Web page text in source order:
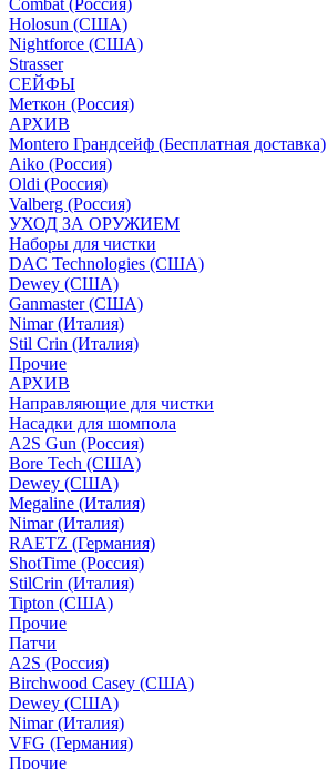
Combat (Россия)
Holosun (США)
Nightforce (США)
Strasser
СЕЙФЫ
Меткон (Россия)
АРХИВ
Montero Грандсейф (Бесплатная доставка)
Aiko (Россия)
Oldi (Россия)
Valberg (Россия)
УХОД ЗА ОРУЖИЕМ
Наборы для чистки
DAC Technologies (США)
Dewey (США)
Ganmaster (США)
Nimar (Италия)
Stil Crin (Италия)
Прочие
АРХИВ
Направляющие для чистки
Насадки для шомпола
A2S Gun (Россия)
Bore Tech (США)
Dewey (США)
Megaline (Италия)
Nimar (Италия)
RAETZ (Германия)
ShotTime (Россия)
StilCrin (Италия)
Tipton (США)
Прочие
Патчи
A2S (Россия)
Birchwood Casey (США)
Dewey (США)
Nimar (Италия)
VFG (Германия)
Прочие